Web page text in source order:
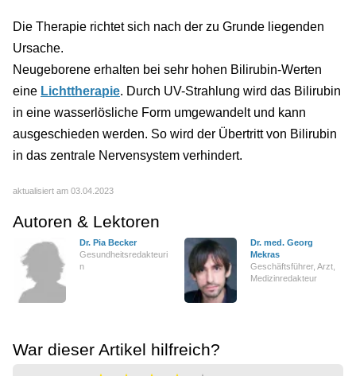
Die Therapie richtet sich nach der zu Grunde liegenden
Ursache.
Neugeborene erhalten bei sehr hohen Bilirubin-Werten
eine Lichttherapie. Durch UV-Strahlung wird das Bilirubin
in eine wasserlösliche Form umgewandelt und kann
ausgeschieden werden. So wird der Übertritt von Bilirubin
in das zentrale Nervensystem verhindert.
aktualisiert am 03.04.2023
Autoren & Lektoren
Dr. Pia Becker
Gesundheitsredakteuri
n
Dr. med. Georg
Mekras
Geschäftsführer, Arzt,
Medizinredakteur
War dieser Artikel hilfreich?